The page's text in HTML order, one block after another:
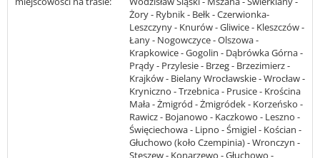
Żory - Rybnik - Bełk - Czerwionka-
Leszczyny - Knurów - Gliwice - Kleszczów -
Łany - Nogowczyce - Olszowa -
Krapkowice - Gogolin - Dąbrówka Górna -
Prądy - Przylesie - Brzeg - Brzezimierz -
Krajków - Bielany Wrocławskie - Wrocław -
Kryniczno - Trzebnica - Prusice - Krościna
Mała - Żmigród - Żmigródek - Korzeńsko -
Rawicz - Bojanowo - Kaczkowo - Leszno -
Święciechowa - Lipno - Śmigiel - Kościan -
Głuchowo (koło Czempinia) - Wronczyn -
Stęszew - Konarzewo - Głuchowo -